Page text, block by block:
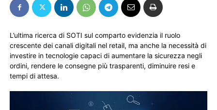
L’ultima ricerca di SOTI sul comparto evidenzia il ruolo
crescente dei canali digitali nel retail, ma anche la necessità di
investire in tecnologie capaci di aumentare la sicurezza negli
ordini, rendere le consegne più trasparenti, diminuire resi e
tempi di attesa.